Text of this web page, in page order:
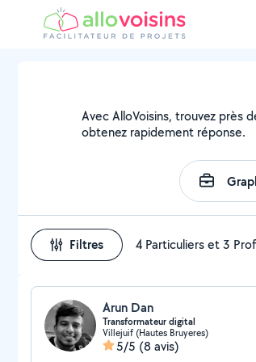
Avec AlloVoisins, trouvez près
obtenez rapidement réponse.
Filtres 4 Particuliers et 3
Arun Dan
Transformateur digital
Villejuif (Hautes Bruyeres)
5/5 (8 avis)